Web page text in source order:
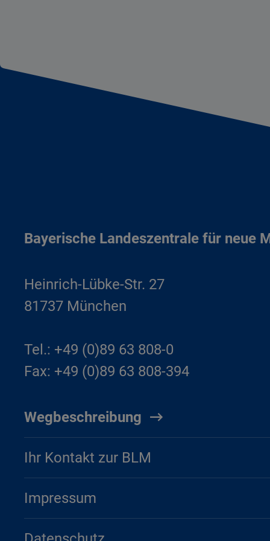
Bayerische Landeszentrale für neue
Heinrich-Lübke-Str. 27
81737 München
Tel.: +49 (0)89 63 808-0
Fax: +49 (0)89 63 808-394
Wegbeschreibung
Ihr Kontakt zur BLM
Impressum